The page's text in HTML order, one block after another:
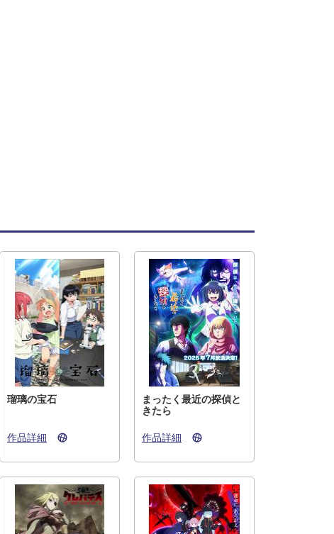
瑠璃の宝石
作品詳細
まったく最近の探偵と
きたら
作品詳細